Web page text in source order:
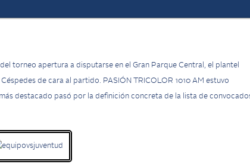
torneo apertura a disputarse en el Gran Parque Central, el plantel
de cara al partido. PASIÓN TRICOLOR 1010 AM estuvo
destacado pasó por la definición concreta de la lista de